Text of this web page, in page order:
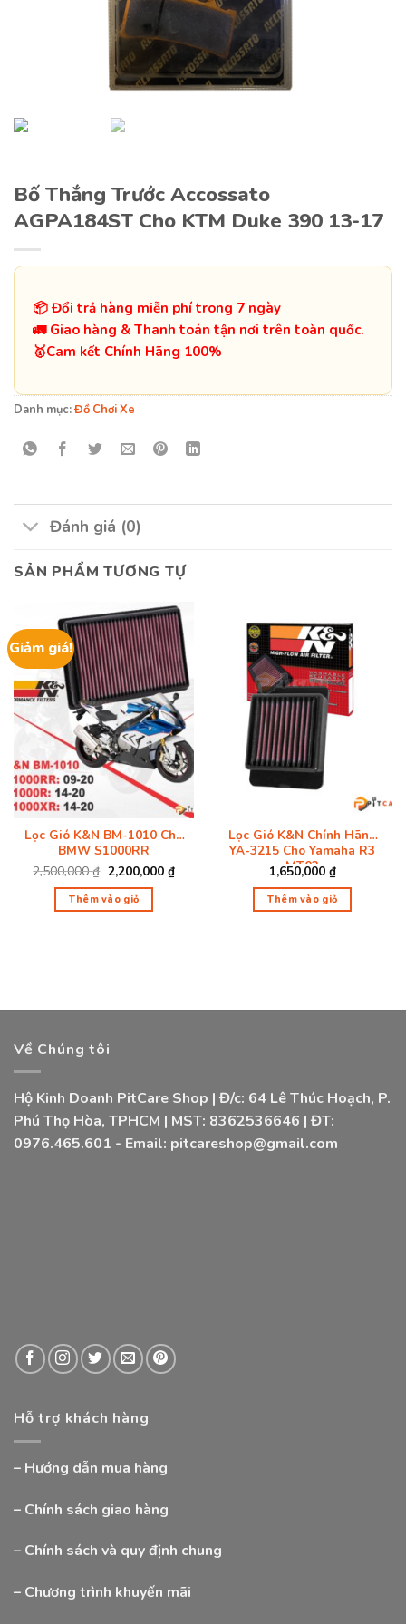
Bố Thắng Trước Accossato
AGPA184ST Cho KTM Duke 390 13-17
📦 Đổi trả hàng miễn phí trong 7 ngày
🚛 Giao hàng & Thanh toán tận nơi trên toàn quốc.
️🥇Cam kết Chính Hãng 100%
Danh mục:Đồ Chơi Xe
Đánh giá (0)
SẢN PHẨM TƯƠNG TỰ
Giảm giá!
Lọc Gió K&N BM-1010 Cho
BMW S1000RR
2,500,000₫ Giá
gốc
là:
2,500,000 ₫.
2,200,000 ₫Giá
Thêm vào giỏ
Lọc Gió K&N Chính Hãng
YA-3215 Cho Yamaha R3
MT03
1,650,000 ₫
Thêm vào giỏ
Về Chúng tôi
Hộ Kinh Doanh PitCare Shop | Đ/c: 64 Lê Thúc Hoạch, P.
Phú Thọ Hòa, TPHCM | MST: 8362536646 | ĐT:
0976.465.601 - Email: pitcareshop@gmail.com
Hỗ trợ khách hàng
– Hướng dẫn mua hàng
– Chính sách giao hàng
– Chính sách và quy định chung
– Chương trình khuyến mãi